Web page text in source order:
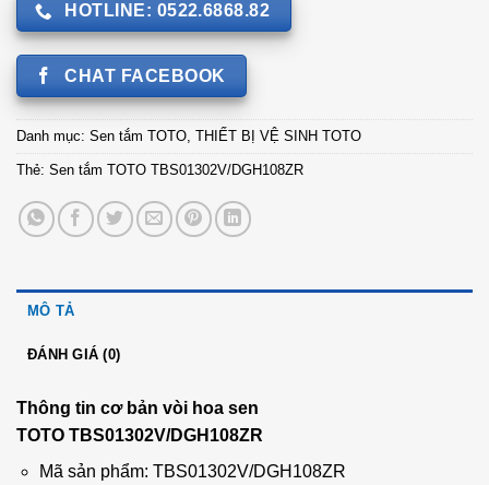
HOTLINE: 0522.6868.82
CHAT FACEBOOK
Danh mục: Sen tắm TOTO, THIẾT BỊ VỆ SINH TOTO
Thẻ: Sen tắm TOTO TBS01302V/DGH108ZR
MÔ TẢ
ĐÁNH GIÁ (0)
Thông tin cơ bản vòi hoa sen
TOTO TBS01302V/DGH108ZR
Mã sản phẩm: TBS01302V/DGH108ZR